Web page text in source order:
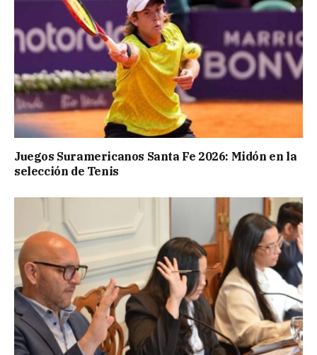
Juegos Suramericanos Santa Fe 2026: Midón en la
selección de Tenis